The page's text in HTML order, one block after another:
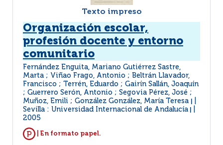
Texto impreso
Organización escolar,
profesión docente y entorno
comunitario
Fernández Enguita, Mariano Gutiérrez Sastre,
Marta ; Viñao Frago, Antonio ; Beltrán Llavador,
Francisco ; Terrén, Eduardo ; Gairín Sallán, Joaquín
; Guerrero Serón, Antonio ; Segovia Pérez, José ;
Muñoz, Emili ; González González, María Teresa
Sevilla : Universidad Internacional de Andalucía
2005
| En formato papel.